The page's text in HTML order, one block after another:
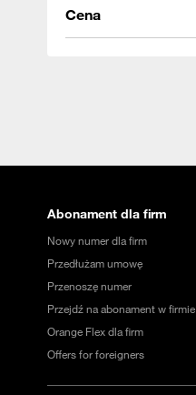
Cena
Abonament dla firm
Nowy numer dla firm
Przedłużam umowę
Przenoszę numer
Przejdź na abonament w firmie
Orange Flex dla firm
Offers for foreigners